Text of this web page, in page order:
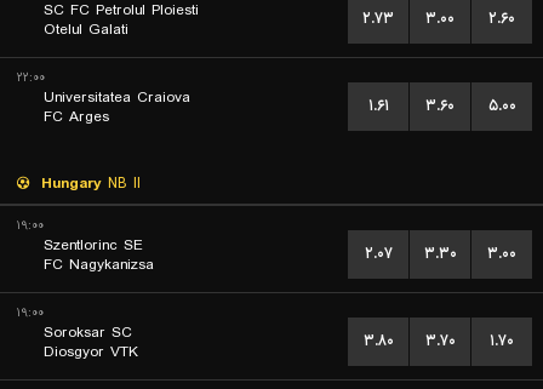
SC FC Petrolul Ploiesti
Otelul Galati
۲.۷۳ ۳.۰۰ ۲.۶۰
۲۲:۰۰
Universitatea Craiova
FC Arges
۱.۶۱ ۳.۶۰ ۵.۰۰
Hungary NB II
۱۹:۰۰
Szentlorinc SE
FC Nagykanizsa
۲.۰۷ ۳.۳۰ ۳.۰۰
۱۹:۰۰
Soroksar SC
Diosgyor VTK
۳.۸۰ ۳.۷۰ ۱.۷۰